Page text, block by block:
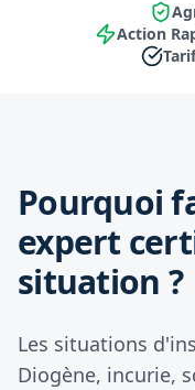
Action
Pourquoi
expert
situation ?
Les situations
Diogène, incurie,